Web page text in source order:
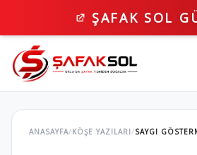
ŞAFAK SOL
ANASAYFA/KÖŞE YAZILARI/SAYGI